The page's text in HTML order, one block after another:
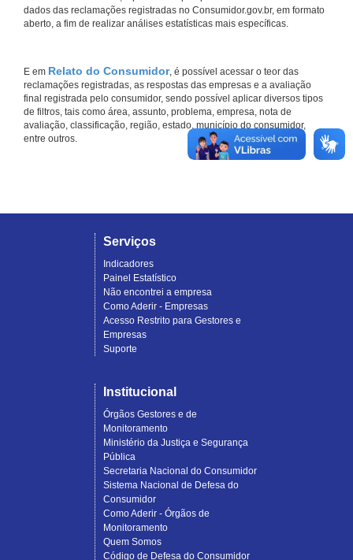
dados das reclamações registradas no Consumidor.gov.br, em formato
aberto, a fim de realizar análises estatísticas mais específicas.
E em Relato do Consumidor, é possível acessar o teor das
reclamações registradas, as respostas das empresas e a avaliação
final registrada pelo consumidor, sendo possível aplicar diversos tipos
de filtros, tais como área, assunto, problema, empresa, nota de
avaliação, classificação, região, estado, município do consumidor,
entre outros.
Serviços
Indicadores
Painel Estatístico
Não encontrei a empresa
Como Aderir - Empresas
Acesso Restrito para Gestores e
Empresas
Suporte
Institucional
Órgãos Gestores e de
Monitoramento
Ministério da Justiça e Segurança
Pública
Secretaria Nacional do Consumidor
Sistema Nacional de Defesa do
Consumidor
Como Aderir - Órgãos de
Monitoramento
Quem Somos
Código de Defesa do Consumidor